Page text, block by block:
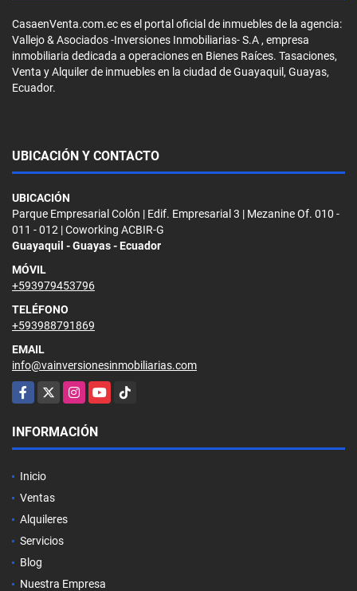
CasaenVenta.com.ec es el portal oficial de inmuebles de la agencia:
Vallejo & Asociados -Inversiones Inmobiliarias- S.A , empresa
inmobiliaria dedicada a operaciones en Bienes Raíces. Tasaciones,
Venta y Alquiler de inmuebles en la ciudad de Guayaquil, Guayas,
Ecuador.
UBICACIÓN Y CONTACTO
UBICACIÓN
Parque Empresarial Colón | Edif. Empresarial 3 | Mezanine Of. 010 -
011 - 012 | Coworking ACBIR-G
Guayaquil - Guayas - Ecuador
MÓVIL
+593979453796
TELÉFONO
+593988791869
EMAIL
info@vainversionesinmobiliarias.com
Facebook
X InstagramYouTubeTikTok
INFORMACIÓN
Inicio
Ventas
Alquileres
Servicios
Blog
Nuestra Empresa